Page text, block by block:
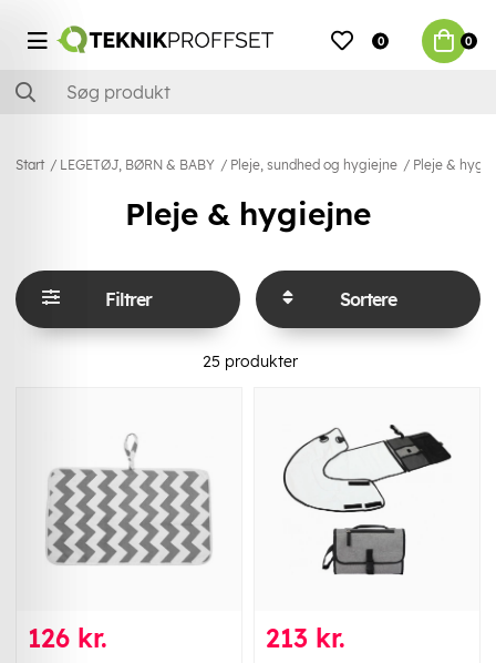
0 0
Start LEGETØJ, BØRN & BABY Pleje, sundhed og hygiejne Pleje &
Pleje & hygiejne
Filtrer Sortere
25 produkter
126 kr. 213 kr.